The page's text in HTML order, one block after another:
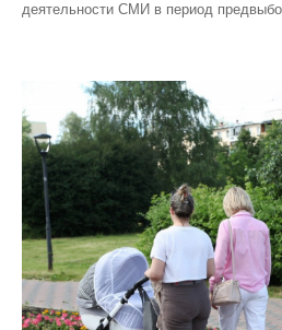
деятельности СМИ в период